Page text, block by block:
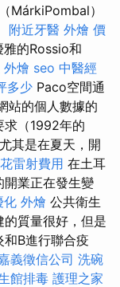
MárkiPombal）
附近牙醫 外燴 價
雅的Rossio和
外燴 seo 中醫經
多少 Paco空間通
站的個人數據的
求（1992年的
其是在夏天，開
雷射費用 在土耳
開業正在發生變
化 外燴 公共衛生
質量很好，但是
B進行聯合疫
義徵信公司 洗碗
館排毒 護理之家